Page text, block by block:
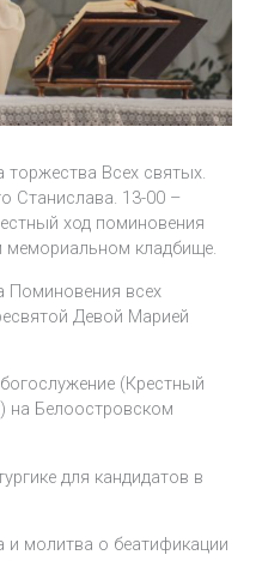
Всех святых.
Станислава. 13-00 –
ход поминовения
кладбище.
Поминовения всех
Девой Марией
(Крестный
на Белоостровском
для кандидатов в
молитва о беатификации